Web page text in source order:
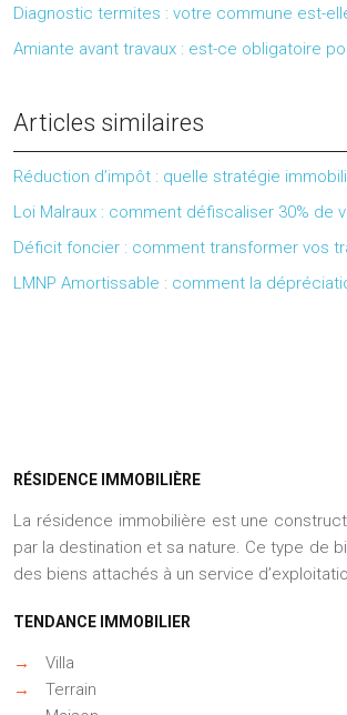
Diagnostic termites : votre commune est-
Amiante avant travaux : est-ce obligatoire
Articles similaires
Réduction d’impôt : quelle stratégie
Loi Malraux : comment défiscaliser 30% de
Déficit foncier : comment transformer vos
LMNP Amortissable : comment la
RÉSIDENCE IMMOBILIÈRE
La résidence immobilière est une
par la destination et sa nature. Ce type de
des biens attachés à un service
TENDANCE IMMOBILIER
→
Villa
→
Terrain